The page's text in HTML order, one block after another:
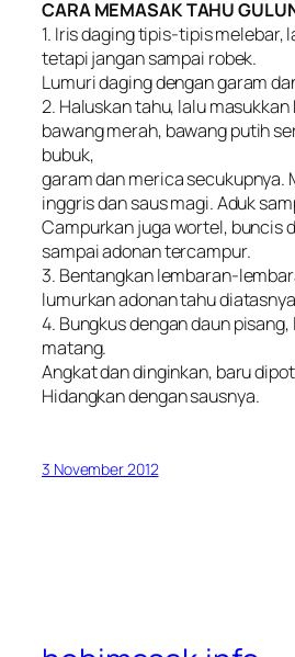
CARA MEMASAK TAHU
1. Iris daging tipis-tipis melebar,
tetapi jangan sampai robek.
Lumuri daging dengan garam
2. Haluskan tahu, lalu
bawang merah, bawang putih
bubuk,
garam dan merica secukupnya.
inggris dan saus magi. Aduk
Campurkan juga wortel, buncis
sampai adonan tercampur.
3. Bentangkan lembaran-
lumurkan adonan tahu
4. Bungkus dengan daun
matang.
Angkat dan dinginkan, baru
Hidangkan dengan sausnya.
3 November 2012